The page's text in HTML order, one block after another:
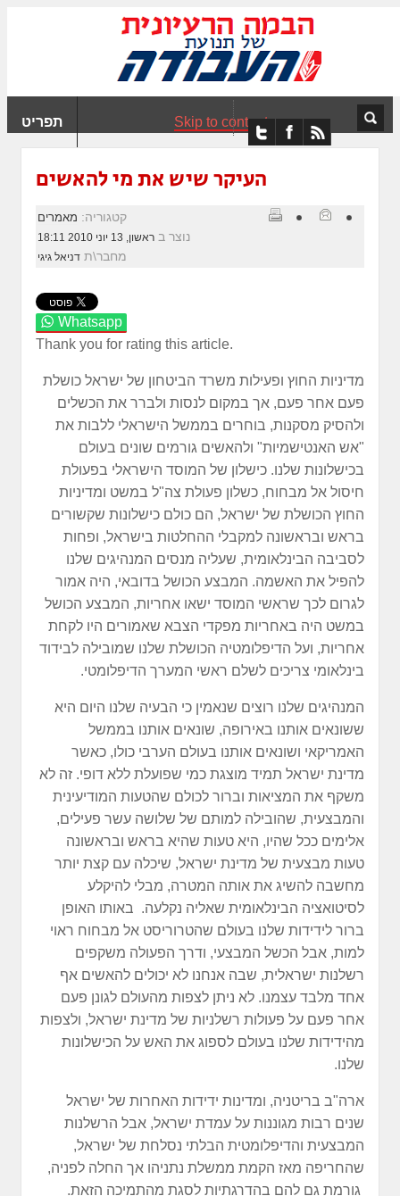
תפריט Skip to content
העיקר שיש את מי להאשים
קטגוריה: מאמרים
נוצר ב ראשון, 13 יוני 2010 18:11
מחבר\ת דניאל גיגי
Whatsapp
Thank you for rating this article.
מדיניות החוץ ופעילות משרד הביטחון של ישראל כושלת
פעם אחר פעם, אך במקום לנסות ולברר את הכשלים
ולהסיק מסקנות, בוחרים בממשל הישראלי ללבות את
"אש האנטישמיות" ולהאשים גורמים שונים בעולם
בכישלונות שלנו. כישלון של המוסד הישראלי בפעולת
חיסול אל מבחוח, כשלון פעולת צה"ל במשט ומדיניות
החוץ הכושלת של ישראל, הם כולם כישלונות שקשורים
בראש ובראשונה למקבלי ההחלטות בישראל, ופחות
לסביבה הבינלאומית, שעליה מנסים המנהיגים שלנו
להפיל את האשמה. המבצע הכושל בדובאי, היה אמור
לגרום לכך שראשי המוסד ישאו אחריות, המבצע הכושל
במשט היה באחריות מפקדי הצבא שאמורים היו לקחת
אחריות, ועל הדיפלומטיה הכושלת שלנו שמובילה לבידוד
בינלאומי צריכים לשלם ראשי המערך הדיפלומטי.
המנהיגים שלנו רוצים שנאמין כי הבעיה שלנו היום היא
ששונאים אותנו באירופה, שונאים אותנו בממשל
האמריקאי ושונאים אותנו בעולם הערבי כולו, כאשר
מדינת ישראל תמיד מוצגת כמי שפועלת ללא דופי. זה לא
משקף את המציאות וברור לכולם שהטעות המודיעינית
והמבצעית, שהובילה למותם של שלושה עשר פעילים,
אלימים ככל שהיו, היא טעות שהיא בראש ובראשונה
טעות מבצעית של מדינת ישראל, שיכלה עם קצת יותר
מחשבה להשיג את אותה המטרה, מבלי להיקלע
לסיטואציה הבינלאומית שאליה נקלעה. באותו האופן
ברור לידידות שלנו בעולם שהטרוריסט אל מבחוח ראוי
למות, אבל הכשל המבצעי, ודרך הפעולה משקפים
רשלנות ישראלית, שבה אנחנו לא יכולים להאשים אף
אחד מלבד עצמנו. לא ניתן לצפות מהעולם לגונן פעם
אחר פעם על פעולות רשלניות של מדינת ישראל, ולצפות
מהידידות שלנו בעולם לספוג את האש על הכישלונות
שלנו.
ארה"ב בריטניה, ומדינות ידידות האחרות של ישראל
שנים רבות מגוננות על עמדת ישראל, אבל הרשלנות
המבצעית והדיפלומטית הבלתי נסלחת של ישראל,
שהחריפה מאז הקמת ממשלת נתניהו אך החלה לפניה,
גורמת גם להם בהדרגתיות לסגת מהתמיכה הזאת.